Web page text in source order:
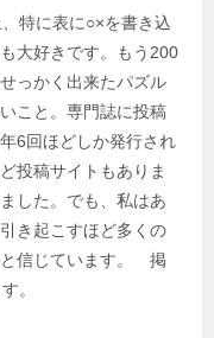
特に表に○×を書き込
大好きです。もう200
っかく出来たパズル
こと。専門誌に投稿
6回ほどしか発行され
投稿サイトもありま
した。でも、私はあ
き起こすほど多くの
と信じています。 掲
。